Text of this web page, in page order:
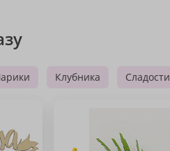
Клубника Сладости